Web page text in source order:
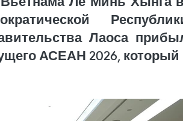
Лаоса
АСЕАН 2026, который